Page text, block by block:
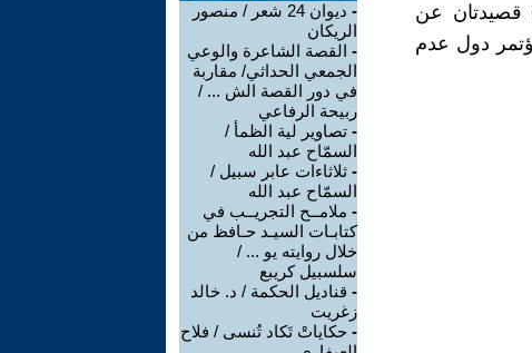
العربي الأستاذ عبدالمجيد فرغلي (ت سنة ٢٠٠٩م) قصيدتان عن
دول عدم
-
ديوان 24 شعر / منصور
الريكان
- القصة الشاعرة والوعي
الجمعي الحداثي/ مقاربة
في دور القصة الش ... /
ربيحة الرفاعي
- تصاوير لية الظمأ /
السمّاح عبد الله
- ثلاثاءات عابر سبيل /
السمّاح عبد الله
- ملامــح التجريــب في
كتابـات السيـد حـافظ من
خلال روايته يو ... /
سلسبيل كريبع
- قناديل الحكمة / د. خالد
زغريت
- حكاياتْ تَكاد تُنسى / فلاح